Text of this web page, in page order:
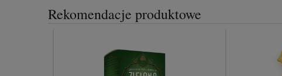
Rekomendacje produktowe